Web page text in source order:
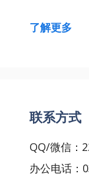
了解更多
联系方式
QQ/微信：
办公电话：